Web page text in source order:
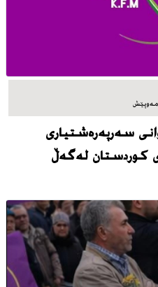
سەرپەرەشتیاری
کوردستان لەگەڵ